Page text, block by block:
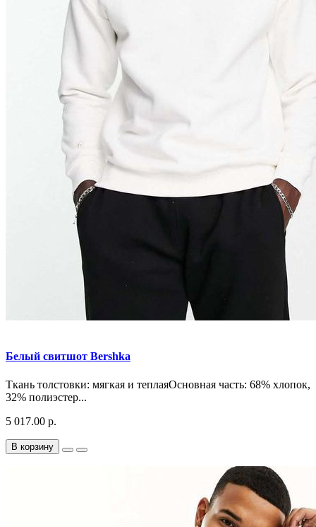
Белый свитшот Bershka
Ткань толстовки: мягкая и теплаяОсновная часть: 68% хлопок,
32% полиэстер...
5 017.00 р.
В корзину